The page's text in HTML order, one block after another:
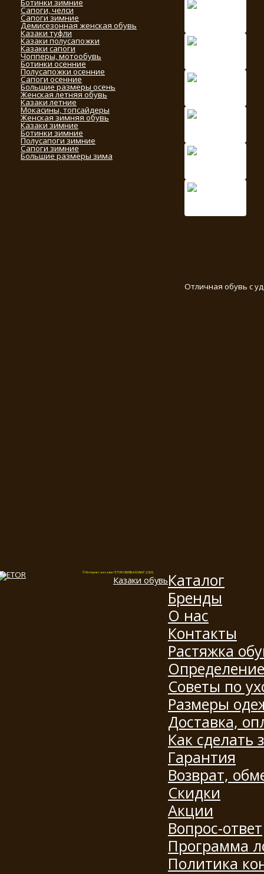
Ботинки зимние
Сапоги, челси
Сапоги зимние
Демисезонная женская обувь
Казаки туфли
Казаки полусапожки
Казаки сапоги
Чопперы, мотообувь
Ботинки осенние
Полусапожки осенние
Сапоги осенние
Большие размеры осень
Женская летняя обувь
Казаки летние
Мокасины, топсайдеры
Женская зимняя обувь
Казаки зимние
Ботинки зимние
Полусапоги зимние
Сапоги зимние
Большие размеры зима
Отличная обувь с
© Интернет-магазин "ETOR ОБУВЬ КАЗАКИ", 2026.
Казаки обувьКаталог
Бренды
О нас
Контакты
Растяжка
Советы по
Размеры
Доставка,
Как сделать
Гарантия
Возврат,
Скидки
Акции
Вопрос-ответ
Программа
Политика